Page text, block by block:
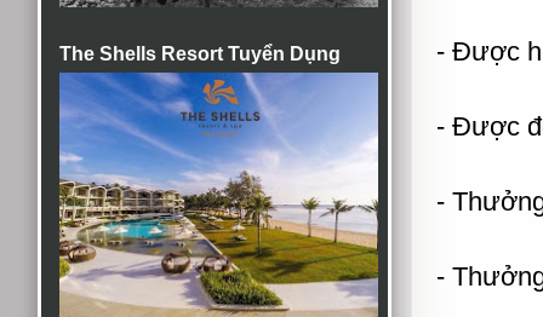
The Shells Resort Tuyển Dụng - Được
- Được
-
-